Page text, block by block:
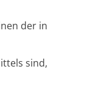
der in
sind,